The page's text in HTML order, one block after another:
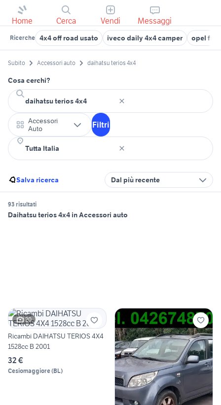
Home Cerca Vendi Messaggi
Ricerche 4x4 off road usato iveco daily 4x4 camper opel
Subito Accessori auto daihatsu terios 4x4
Cosa cerchi?
Accessori
Auto
Filtri
Salva ricerca Dal più recente
93 risultati
Daihatsu terios 4x4 in Accessori auto
20
Ricambi DAIHATSU TERIOS 4X4
1528cc B 2001
32 €
Cesiomaggiore(BL)